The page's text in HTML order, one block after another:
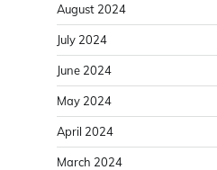
August 2024
July 2024
June 2024
May 2024
April 2024
March 2024